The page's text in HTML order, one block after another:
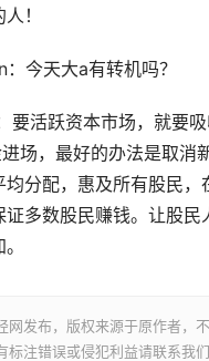
！
今天大a有转机吗？
要活跃资本市场，就要
场，最好的办法是取消
均分配，惠及所有股民，
多数股民赚钱。让股民
网发布，版权来源于原作者，
注错误或侵犯利益请联系我们